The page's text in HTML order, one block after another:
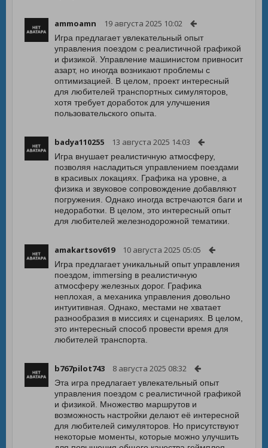
ammoamn 19 августа 2025 10:02
Игра предлагает увлекательный опыт
управления поездом с реалистичной графикой
и физикой. Управление машинистом привносит
азарт, но иногда возникают проблемы с
оптимизацией. В целом, проект интересный
для любителей транспортных симуляторов,
хотя требует доработок для улучшения
пользовательского опыта.
badya110255 13 августа 2025 14:03
Игра внушает реалистичную атмосферу,
позволяя насладиться управлением поездами
в красивых локациях. Графика на уровне, а
физика и звуковое сопровождение добавляют
погружения. Однако иногда встречаются баги и
недоработки. В целом, это интересный опыт
для любителей железнодорожной тематики.
amakartsov619 10 августа 2025 05:05
Игра предлагает уникальный опыт управления
поездом, immersing в реалистичную
атмосферу железных дорог. Графика
неплохая, а механика управления довольно
интуитивная. Однако, местами не хватает
разнообразия в миссиях и сценариях. В целом,
это интересный способ провести время для
любителей транспорта.
b767pilot743 8 августа 2025 08:32
Эта игра предлагает увлекательный опыт
управления поездом с реалистичной графикой
и физикой. Множество маршрутов и
возможность настройки делают её интересной
для любителей симуляторов. Но присутствуют
некоторые моменты, которые можно улучшить